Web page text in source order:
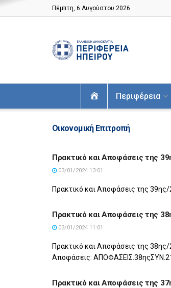
Πέμπτη, 6 Αυγούστου 2026
ΑρχικήΠεριφέρεια
Οικονομική Επιτροπή
Πρακτικό και Αποφάσεις της
03/01/2024 13:01
Πρακτικό και Αποφάσεις της
Πρακτικό και Αποφάσεις της
03/01/2024 11:01
Πρακτικό και Αποφάσεις της
Αποφάσεις:
Πρακτικό και Αποφάσεις της